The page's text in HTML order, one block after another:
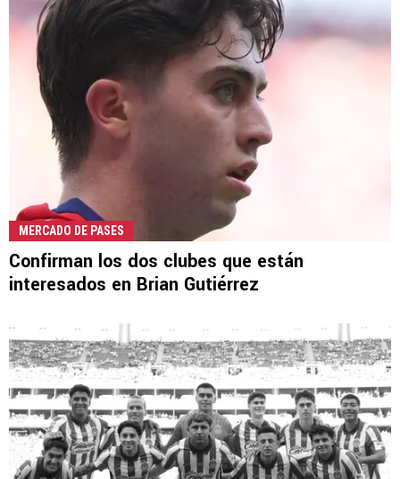
MERCADO DE PASES
Confirman los dos clubes que están
interesados en Brian Gutiérrez